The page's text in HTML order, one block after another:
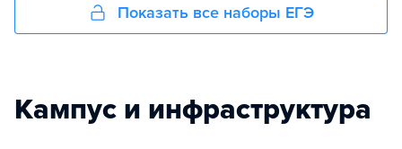
Показать все наборы ЕГЭ
Кампус и инфраструктура